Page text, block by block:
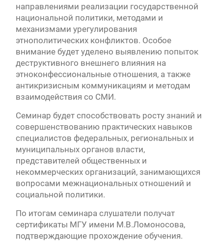
направлениями реализации государственной
национальной политики, методами и
механизмами урегулирования
этнополитических конфликтов. Особое
внимание будет уделено выявлению попыток
деструктивного внешнего влияния на
этноконфессиональные отношения, а также
антикризисным коммуникациям и методам
взаимодействия со СМИ.
Семинар будет способствовать росту знаний и
совершенствованию практических навыков
специалистов федеральных, региональных и
муниципальных органов власти,
представителей общественных и
некоммерческих организаций, занимающихся
вопросами межнациональных отношений и
социальной политики.
По итогам семинара слушатели получат
сертификаты МГУ имени М.В.Ломоносова,
подтверждающие прохождение обучения.